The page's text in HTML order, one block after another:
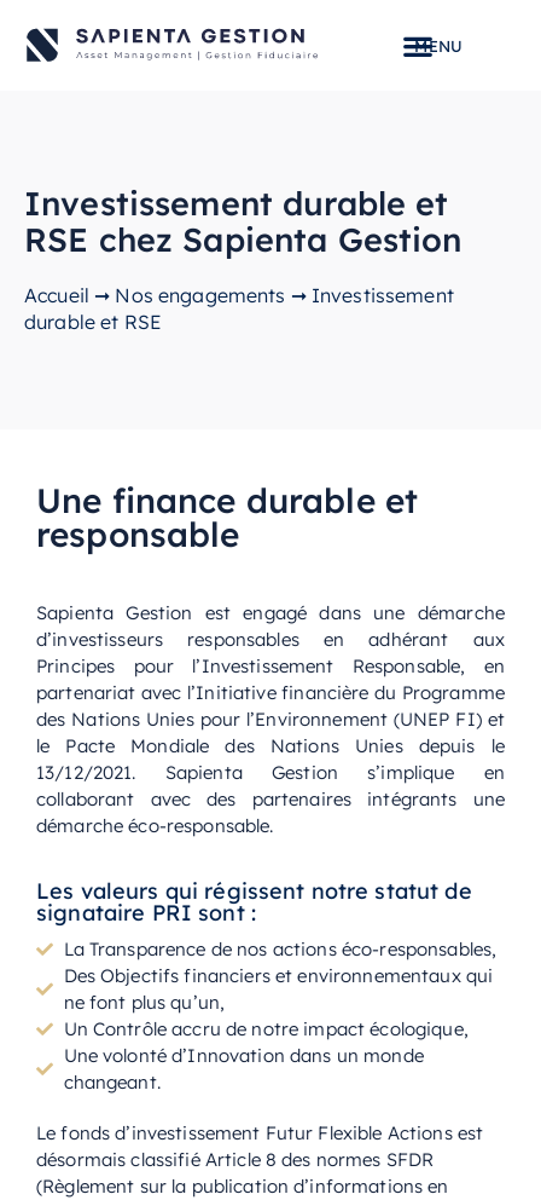
Investissement durable et
RSE chez Sapienta Gestion
Accueil ➞ Nos engagements ➞ Investissement
durable et RSE
Une finance durable et
responsable
Sapienta Gestion est engagé dans une démarche
d’investisseurs responsables en adhérant aux
Principes pour l’Investissement Responsable, en
partenariat avec l’Initiative financière du Programme
des Nations Unies pour l’Environnement (UNEP FI) et
le Pacte Mondiale des Nations Unies depuis le
13/12/2021. Sapienta Gestion s’implique en
collaborant avec des partenaires intégrants une
démarche éco-responsable.
Les valeurs qui régissent notre statut de
signataire PRI sont :
La Transparence de nos actions éco-responsables,
Des Objectifs financiers et environnementaux qui
ne font plus qu’un,
Un Contrôle accru de notre impact écologique,
Une volonté d’Innovation dans un monde
changeant.
Le fonds d’investissement Futur Flexible Actions est
désormais classifié Article 8 des normes SFDR
(Règlement sur la publication d’informations en